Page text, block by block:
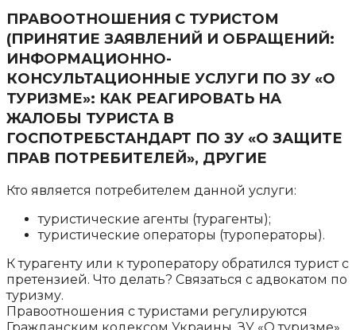
ПРАВООТНОШЕНИЯ С ТУРИСТОМ
(ПРИНЯТИЕ ЗАЯВЛЕНИЙ И ОБРАЩЕНИЙ:
ИНФОРМАЦИОННО-
КОНСУЛЬТАЦИОННЫЕ УСЛУГИ ПО ЗУ «О
ТУРИЗМЕ»: КАК РЕАГИРОВАТЬ НА
ЖАЛОБЫ ТУРИСТА В
ГОСПОТРЕБСТАНДАРТ ПО ЗУ «О ЗАЩИТЕ
ПРАВ ПОТРЕБИТЕЛЕЙ», ДРУГИЕ
Кто является потребителем данной услуги:
туристические агенты (турагенты);
туристические операторы (туроператоры).
К турагенту или к туроператору обратился турист с
претензией. Что делать? Связаться с адвокатом по
туризму.
Правоотношения с туристами регулируются